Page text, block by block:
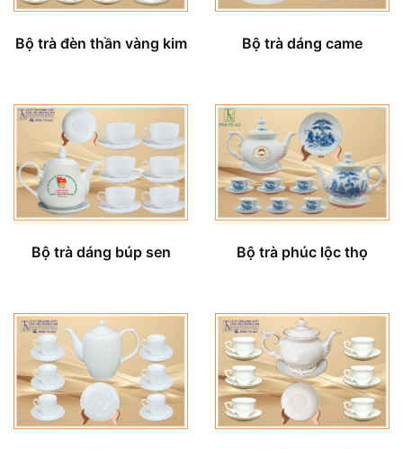
Bộ trà đèn thần vàng kim Bộ trà dáng came
Bộ trà dáng búp sen Bộ trà phúc lộc thọ